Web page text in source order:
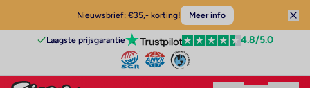
Nieuwsbrief: €35,- korting! Meer info
Laagste prijsgarantie 4.8/5.0